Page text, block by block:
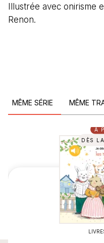
Illustrée avec onirisme
Renon.
MÊME SÉRIE MÊME
À
DÈS